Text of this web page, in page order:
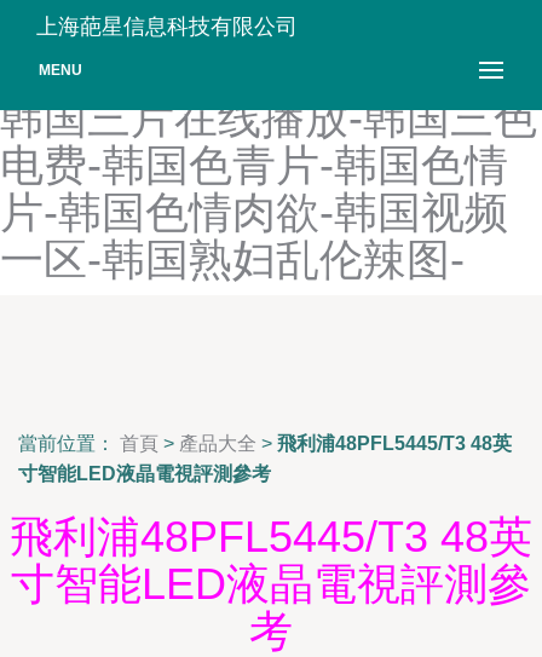
韩国三级中文电影-韩国三级
中文字-韩国三级中文字幕-
韩国三片在线播放-韩国三色
电费-韩国色青片-韩国色情
片-韩国色情肉欲-韩国视频
一区-韩国熟妇乱伦辣图-
上海葩星信息科技有限公司
MENU
當前位置： 首頁 > 產品大全 > 飛利浦48PFL5445/T3 48英
寸智能LED液晶電視評測參考
飛利浦48PFL5445/T3 48英
寸智能LED液晶電視評測參
考